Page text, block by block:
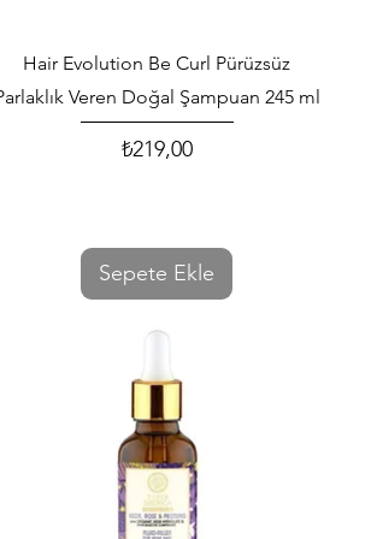
Hızlı Bakış
Hair Evolution Be Curl Pürüzsüz
Veren Doğal Şampuan 245 ml
Fiyat
₺219,00
Sepete Ekle